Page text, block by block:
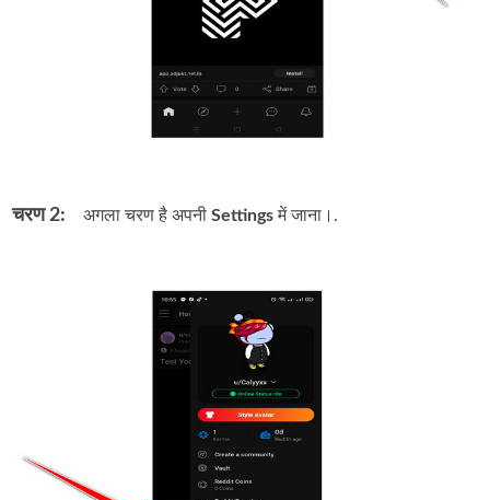
चरण 2: अगला चरण है अपनीSettingsमें जाना।.